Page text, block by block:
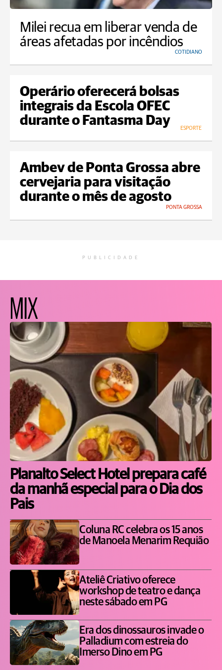
Milei recua em liberar venda de
áreas afetadas por incêndios
COTIDIANO
Operário oferecerá bolsas
integrais da Escola OFEC
durante o Fantasma Day
ESPORTE
Ambev de Ponta Grossa abre
cervejaria para visitação
durante o mês de agosto
PONTA GROSSA
PUBLICIDADE
MIX
Planalto Select Hotel prepara café
da manhã especial para o Dia dos
Pais
Coluna RC celebra os 15 anos
de Manoela Menarim Requião
Ateliê Criativo oferece
workshop de teatro e dança
neste sábado em PG
Era dos dinossauros invade o
Palladium com estreia do
Imerso Dino em PG